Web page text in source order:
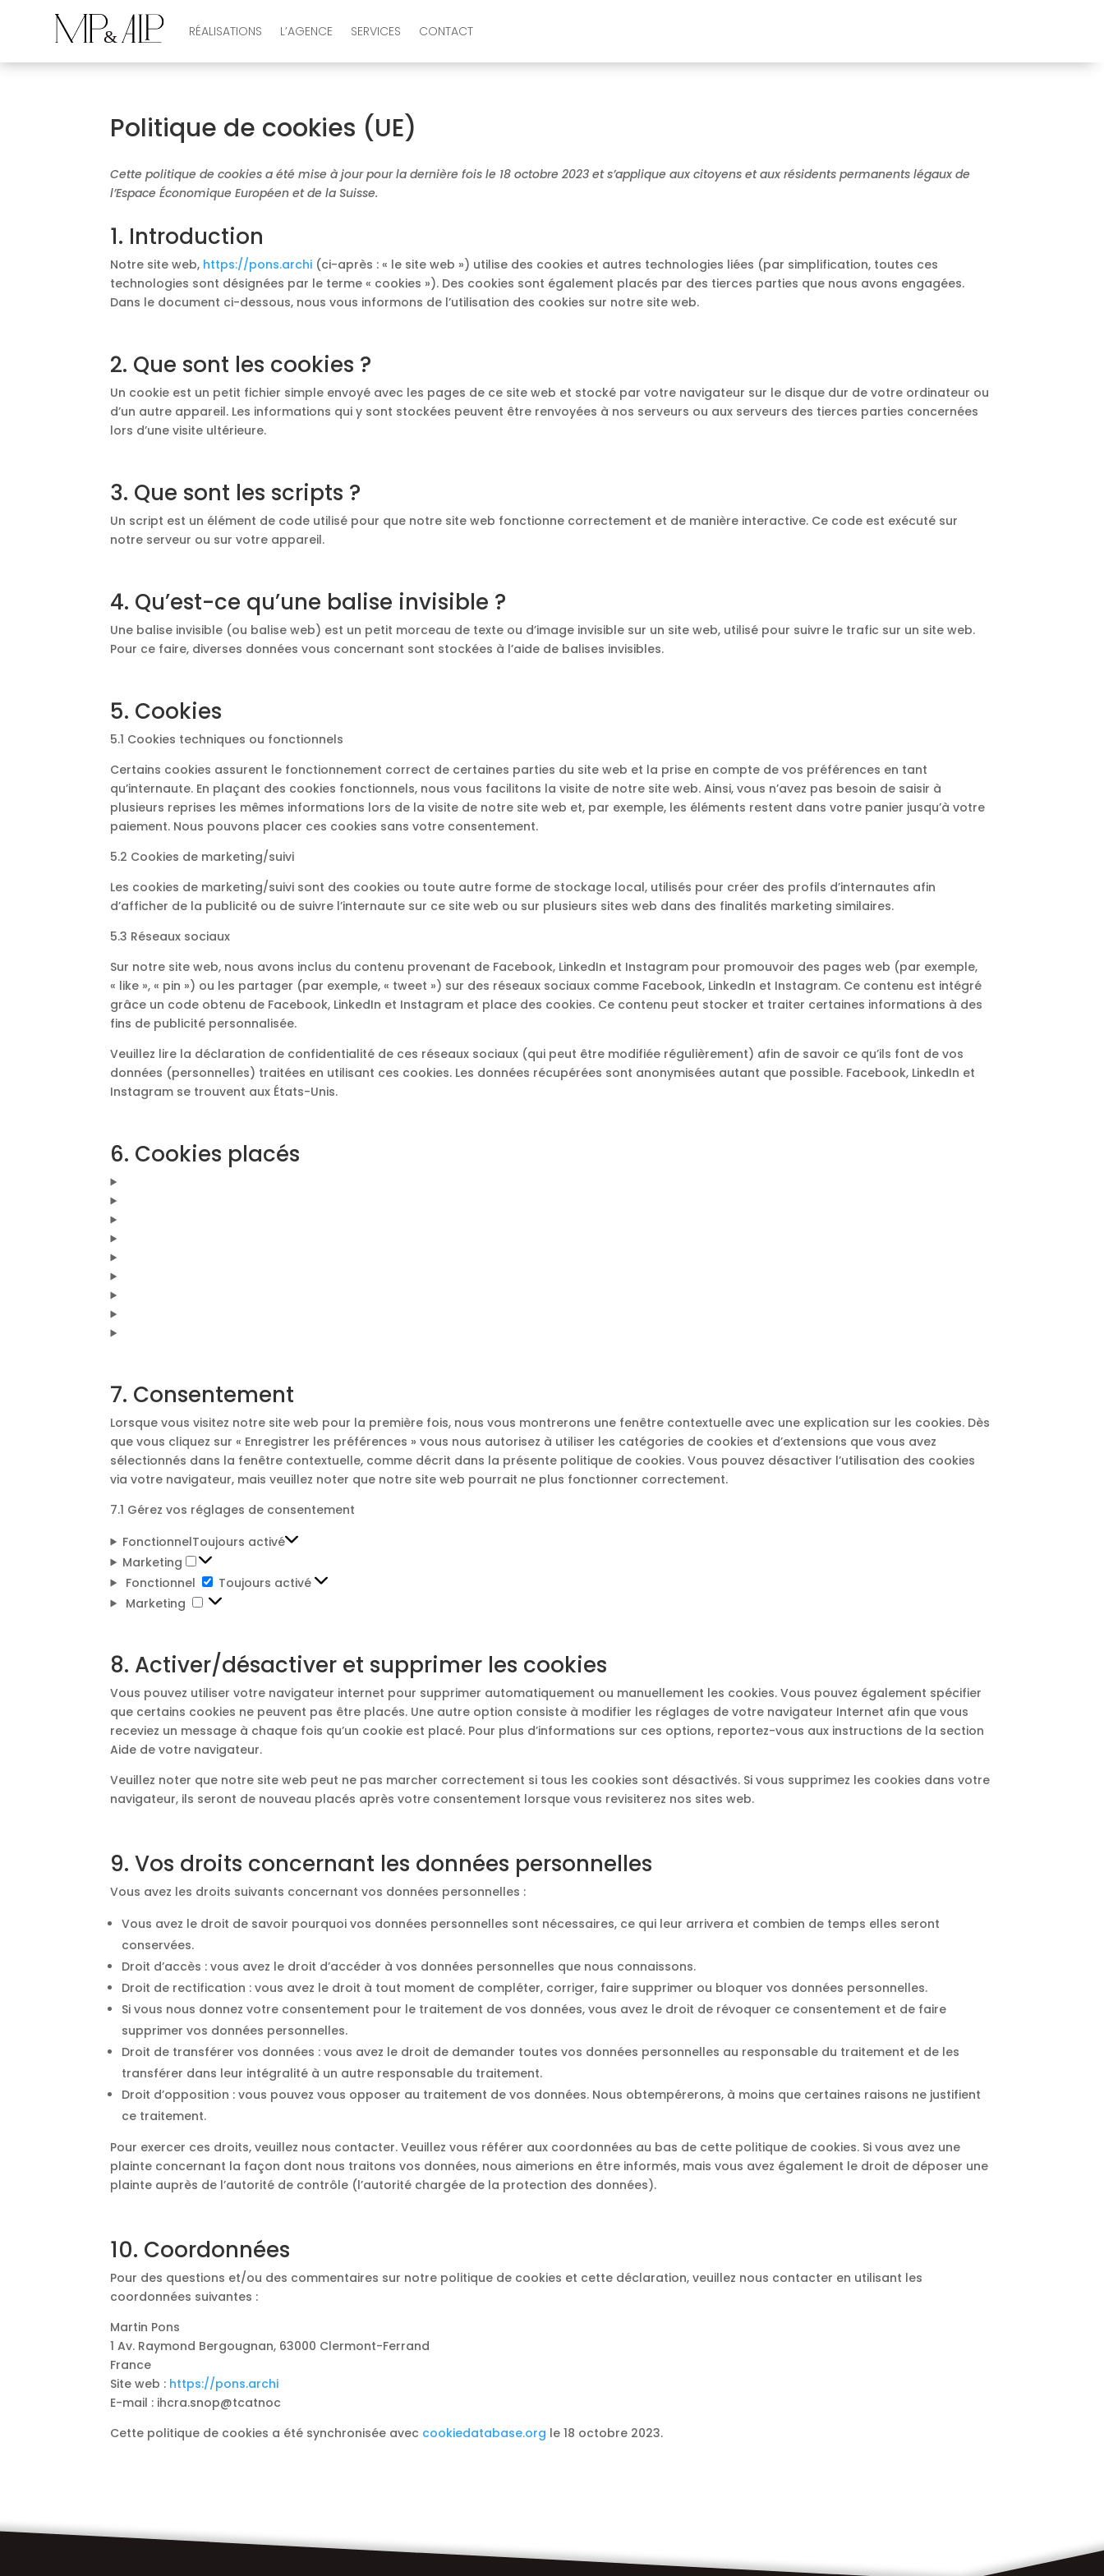
RÉALISATIONS L’AGENCE SERVICES CONTACT
Politique de cookies (UE)
Cette politique de cookies a été mise à jour pour la dernière fois le 18 octobre 2023 et s’applique aux citoyens et aux résidents permanents légaux de
l’Espace Économique Européen et de la Suisse.
1. Introduction
Notre site web, https://pons.archi (ci-après : « le site web ») utilise des cookies et autres technologies liées (par simplification, toutes ces
technologies sont désignées par le terme « cookies »). Des cookies sont également placés par des tierces parties que nous avons engagées.
Dans le document ci-dessous, nous vous informons de l’utilisation des cookies sur notre site web.
2. Que sont les cookies ?
Un cookie est un petit fichier simple envoyé avec les pages de ce site web et stocké par votre navigateur sur le disque dur de votre ordinateur ou
d’un autre appareil. Les informations qui y sont stockées peuvent être renvoyées à nos serveurs ou aux serveurs des tierces parties concernées
lors d’une visite ultérieure.
3. Que sont les scripts ?
Un script est un élément de code utilisé pour que notre site web fonctionne correctement et de manière interactive. Ce code est exécuté sur
notre serveur ou sur votre appareil.
4. Qu’est-ce qu’une balise invisible ?
Une balise invisible (ou balise web) est un petit morceau de texte ou d’image invisible sur un site web, utilisé pour suivre le trafic sur un site web.
Pour ce faire, diverses données vous concernant sont stockées à l’aide de balises invisibles.
5. Cookies
5.1 Cookies techniques ou fonctionnels
Certains cookies assurent le fonctionnement correct de certaines parties du site web et la prise en compte de vos préférences en tant
qu’internaute. En plaçant des cookies fonctionnels, nous vous facilitons la visite de notre site web. Ainsi, vous n’avez pas besoin de saisir à
plusieurs reprises les mêmes informations lors de la visite de notre site web et, par exemple, les éléments restent dans votre panier jusqu’à votre
paiement. Nous pouvons placer ces cookies sans votre consentement.
5.2 Cookies de marketing/suivi
Les cookies de marketing/suivi sont des cookies ou toute autre forme de stockage local, utilisés pour créer des profils d’internautes afin
d’afficher de la publicité ou de suivre l’internaute sur ce site web ou sur plusieurs sites web dans des finalités marketing similaires.
5.3 Réseaux sociaux
Sur notre site web, nous avons inclus du contenu provenant de Facebook, LinkedIn et Instagram pour promouvoir des pages web (par exemple,
« like », « pin ») ou les partager (par exemple, « tweet ») sur des réseaux sociaux comme Facebook, LinkedIn et Instagram. Ce contenu est intégré
grâce un code obtenu de Facebook, LinkedIn et Instagram et place des cookies. Ce contenu peut stocker et traiter certaines informations à des
fins de publicité personnalisée.
Veuillez lire la déclaration de confidentialité de ces réseaux sociaux (qui peut être modifiée régulièrement) afin de savoir ce qu’ils font de vos
données (personnelles) traitées en utilisant ces cookies. Les données récupérées sont anonymisées autant que possible. Facebook, LinkedIn et
Instagram se trouvent aux États-Unis.
6. Cookies placés
7. Consentement
Lorsque vous visitez notre site web pour la première fois, nous vous montrerons une fenêtre contextuelle avec une explication sur les cookies. Dès
que vous cliquez sur « Enregistrer les préférences » vous nous autorisez à utiliser les catégories de cookies et d’extensions que vous avez
sélectionnés dans la fenêtre contextuelle, comme décrit dans la présente politique de cookies. Vous pouvez désactiver l’utilisation des cookies
via votre navigateur, mais veuillez noter que notre site web pourrait ne plus fonctionner correctement.
7.1 Gérez vos réglages de consentement
FonctionnelToujours activé
Marketing
Marketing
Fonctionnel
Fonctionnel
Toujours activé
Marketing
Marketing
8. Activer/désactiver et supprimer les cookies
Vous pouvez utiliser votre navigateur internet pour supprimer automatiquement ou manuellement les cookies. Vous pouvez également spécifier
que certains cookies ne peuvent pas être placés. Une autre option consiste à modifier les réglages de votre navigateur Internet afin que vous
receviez un message à chaque fois qu’un cookie est placé. Pour plus d’informations sur ces options, reportez-vous aux instructions de la section
Aide de votre navigateur.
Veuillez noter que notre site web peut ne pas marcher correctement si tous les cookies sont désactivés. Si vous supprimez les cookies dans votre
navigateur, ils seront de nouveau placés après votre consentement lorsque vous revisiterez nos sites web.
9. Vos droits concernant les données personnelles
Vous avez les droits suivants concernant vos données personnelles :
Vous avez le droit de savoir pourquoi vos données personnelles sont nécessaires, ce qui leur arrivera et combien de temps elles seront
conservées.
Droit d’accès : vous avez le droit d’accéder à vos données personnelles que nous connaissons.
Droit de rectification : vous avez le droit à tout moment de compléter, corriger, faire supprimer ou bloquer vos données personnelles.
Si vous nous donnez votre consentement pour le traitement de vos données, vous avez le droit de révoquer ce consentement et de faire
supprimer vos données personnelles.
Droit de transférer vos données : vous avez le droit de demander toutes vos données personnelles au responsable du traitement et de les
transférer dans leur intégralité à un autre responsable du traitement.
Droit d’opposition : vous pouvez vous opposer au traitement de vos données. Nous obtempérerons, à moins que certaines raisons ne justifient
ce traitement.
Pour exercer ces droits, veuillez nous contacter. Veuillez vous référer aux coordonnées au bas de cette politique de cookies. Si vous avez une
plainte concernant la façon dont nous traitons vos données, nous aimerions en être informés, mais vous avez également le droit de déposer une
plainte auprès de l’autorité de contrôle (l’autorité chargée de la protection des données).
10. Coordonnées
Pour des questions et/ou des commentaires sur notre politique de cookies et cette déclaration, veuillez nous contacter en utilisant les
coordonnées suivantes :
Martin Pons
1 Av. Raymond Bergougnan, 63000 Clermont-Ferrand
France
Site web : https://pons.archi
E-mail : ihcra.snop@tcatnoc
Cette politique de cookies a été synchronisée avec cookiedatabase.org le 18 octobre 2023.